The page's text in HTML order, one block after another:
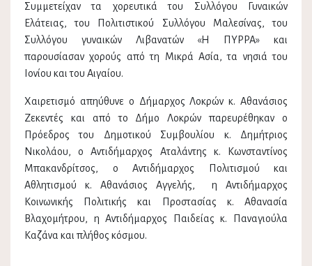
Συμμετείχαν τα χορευτικά του Συλλόγου Γυναικών
Ελάτειας, του Πολιτιστικού Συλλόγου Μαλεσίνας, του
Συλλόγου γυναικών Λιβανατών «Η ΠΥΡΡΑ» και
παρουσίασαν χορούς από τη Μικρά Ασία, τα νησιά του
Ιονίου και του Αιγαίου.
Χαιρετισμό απηύθυνε ο Δήμαρχος Λοκρών κ. Αθανάσιος
Ζεκεντές και από το Δήμο Λοκρών παρευρέθηκαν ο
Πρόεδρος του Δημοτικού Συμβουλίου κ. Δημήτριος
Νικολάου, ο Αντιδήμαρχος Αταλάντης κ. Κωνσταντίνος
Μπακανδρίτσος, ο Αντιδήμαρχος Πολιτισμού και
Αθλητισμού κ. Αθανάσιος Αγγελής, η Αντιδήμαρχος
Κοινωνικής Πολιτικής και Προστασίας κ. Αθανασία
Βλαχομήτρου, η Αντιδήμαρχος Παιδείας κ. Παναγιούλα
Καζάνα και πλήθος κόσμου.